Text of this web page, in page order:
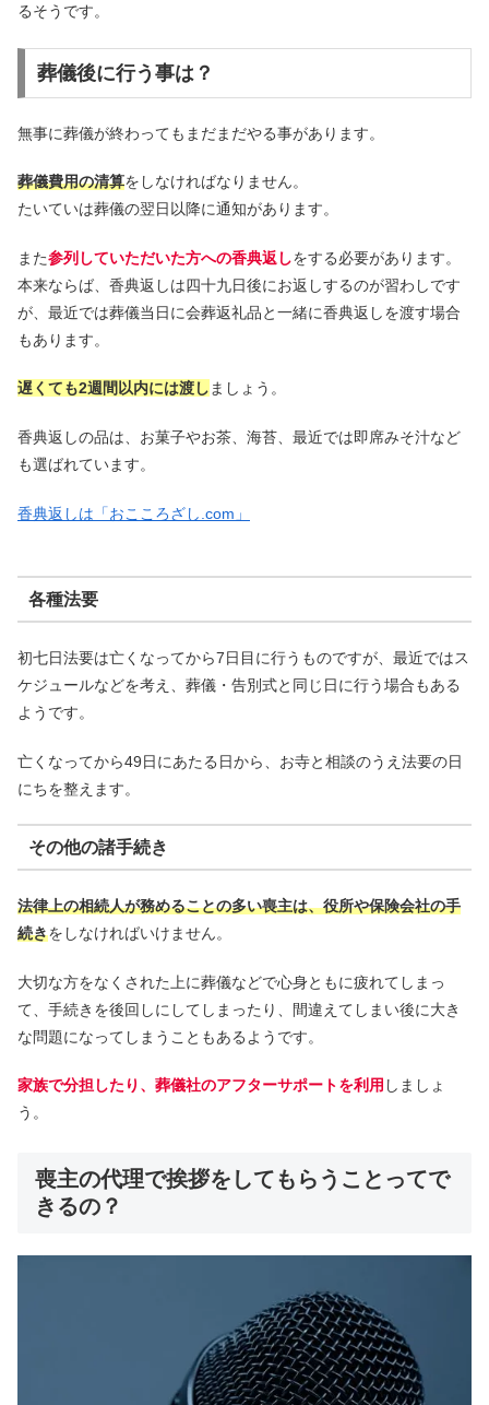
るそうです。
葬儀後に行う事は？
無事に葬儀が終わってもまだまだやる事があります。
葬儀費用の清算をしなければなりません。
たいていは葬儀の翌日以降に通知があります。
また参列していただいた方への香典返しをする必要があります。
本来ならば、香典返しは四十九日後にお返しするのが習わしです
が、最近では葬儀当日に会葬返礼品と一緒に香典返しを渡す場合
もあります。
遅くても2週間以内には渡しましょう。
香典返しの品は、お菓子やお茶、海苔、最近では即席みそ汁など
も選ばれています。
香典返しは「おこころざし.com」
各種法要
初七日法要は亡くなってから7日目に行うものですが、最近ではス
ケジュールなどを考え、葬儀・告別式と同じ日に行う場合もある
ようです。
亡くなってから49日にあたる日から、お寺と相談のうえ法要の日
にちを整えます。
その他の諸手続き
法律上の相続人が務めることの多い喪主は、役所や保険会社の手
続きをしなければいけません。
大切な方をなくされた上に葬儀などで心身ともに疲れてしまっ
て、手続きを後回しにしてしまったり、間違えてしまい後に大き
な問題になってしまうこともあるようです。
家族で分担したり、葬儀社のアフターサポートを利用 しましょ
う。
喪主の代理で挨拶をしてもらうことってで
きるの？